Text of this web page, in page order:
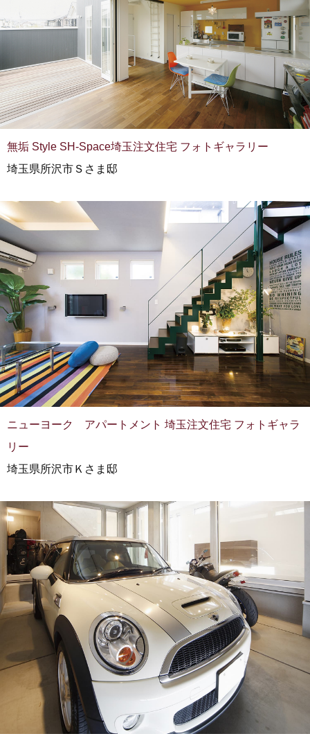
無垢 Style SH-Space埼玉注文住宅 フォトギャラリー
埼玉県所沢市Ｓさま邸
ニューヨーク アパートメント 埼玉注文住宅 フォトギャラ
リー
埼玉県所沢市Ｋさま邸